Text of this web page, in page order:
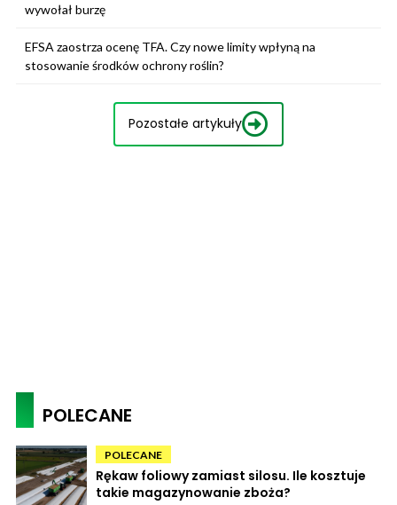
wywołał burzę
EFSA zaostrza ocenę TFA. Czy nowe limity wpłyną na
stosowanie środków ochrony roślin?
Pozostałe artykuły
POLECANE
POLECANE
Rękaw foliowy zamiast silosu. Ile kosztuje
takie magazynowanie zboża?